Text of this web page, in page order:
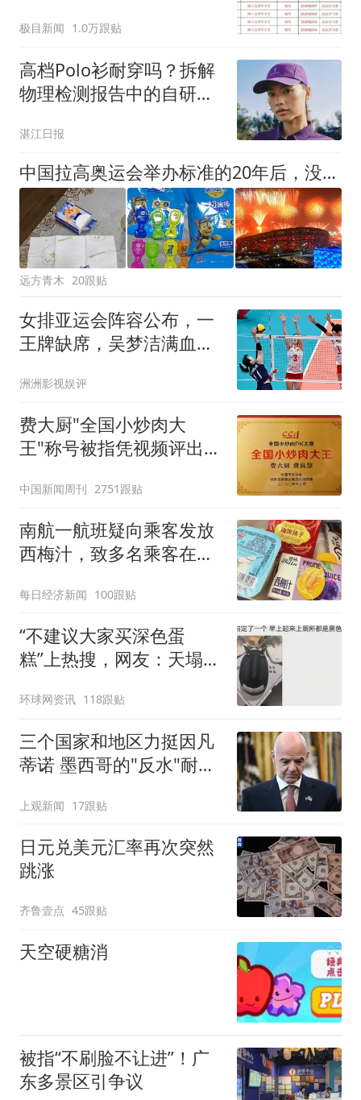
聘，成立调查组全面核查
极目新闻 1.0万跟贴
高档Polo衫耐穿吗？拆解
物理检测报告中的自研面
湛江日报
中国拉高奥运会举办标准的20年后，没国家愿意举办奥运会了
远方青木 20跟贴
女排亚运会阵容公布，一
王牌缺席，吴梦洁满血复
洲洲影视娱评
费大厨"全国小炒肉大
王"称号被指凭视频评出
中国新闻周刊 2751跟贴
南航一航班疑向乘客发放
西梅汁，致多名乘客在飞
客：机上100多人只有2个
厕所；客服回应：并非每
架飞机都会发放西梅汁
每日经济新闻 100跟贴
“不建议大家买深色蛋
糕”上热搜，网友：天塌
环球网资讯 118跟贴
三个国家和地区力挺因凡
蒂诺 墨西哥的"反水"耐人
上观新闻 17跟贴
日元兑美元汇率再次突然
跳涨
齐鲁壹点 45跟贴
天空硬糖消
被指“不刷脸不让进”！广
东多景区引争议